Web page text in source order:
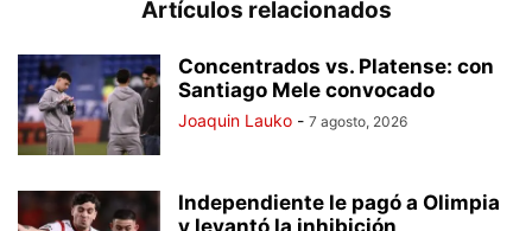
Artículos relacionados
Concentrados vs. Platense: con
Santiago Mele convocado
Joaquin Lauko - 7 agosto, 2026
Independiente le pagó a Olimpia